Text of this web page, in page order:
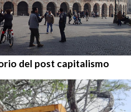
del post capitalismo